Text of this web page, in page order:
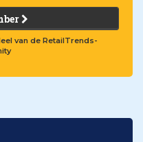
van de RetailTrends-